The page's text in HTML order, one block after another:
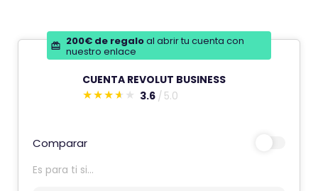
200€ de regaloal abrir tu cuenta con
nuestro enlace
CUENTA REVOLUT BUSINESS
E
t
e
3.6 5.0
Comparar
Es para ti si...